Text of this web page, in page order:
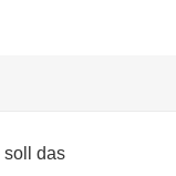
soll das